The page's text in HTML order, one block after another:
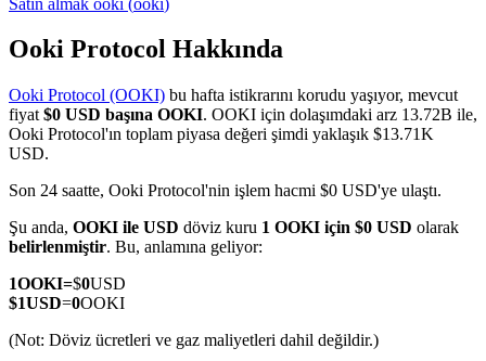
COIN-M Vadeli İşlemleri
Kripto Para Vadeli İşlemleri
TradFi
Hisse senetleri, döviz, değerli metaller ve emtia türevleri
Ooki Protocol Hakkında
Ooki Protocol (OOKI) bu hafta istikrarını korudu yaşıyor, mevcut
fiyat $0 USD başına OOKI. OOKI için dolaşımdaki arz 13.72B ile,
Ooki Protocol'ın toplam piyasa değeri şimdi yaklaşık $13.71K
USD.
Son 24 saatte, Ooki Protocol'nin işlem hacmi $0 USD'ye ulaştı.
Şu anda, OOKI ile USD döviz kuru 1 OOKI için $0 USD olarak
belirlenmiştir. Bu, anlamına geliyor:
1OOKI=$0USD
$1USD=0OOKI
(Not: Döviz ücretleri ve gaz maliyetleri dahil değildir.)